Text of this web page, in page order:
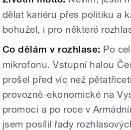
dělat kariéru přes politiku a
bohužel, i pro některé
Co dělám v rozhlase: Po
mikrofonu. Vstupní halou
prošel před víc než
provozně-ekonomické na
promoci a po roce v
jsem posílil řady